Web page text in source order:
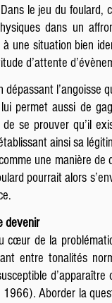
le jeu du foulard,
dans un
une situation bien
d’attente
l’angoisse
permet aussi de
se prouver qu’il
ainsi sa
une manière
pourrait alors
devenir
cœur de la
entre tonalités
Aborder la